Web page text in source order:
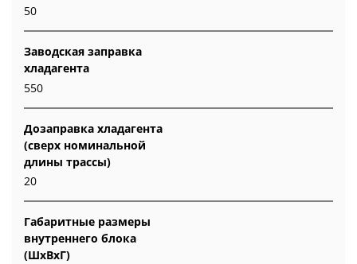
50
Заводская заправка
хладагента
550
Дозаправка хладагента
(сверх номинальной
длины трассы)
20
Габаритные размеры
внутреннего блока
(ШxВxГ)